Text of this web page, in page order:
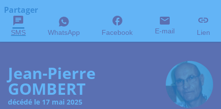
Partager
SMS WhatsApp Facebook E-mail Lien
Jean-Pierre
GOMBERT
décédé le 17 mai 2025